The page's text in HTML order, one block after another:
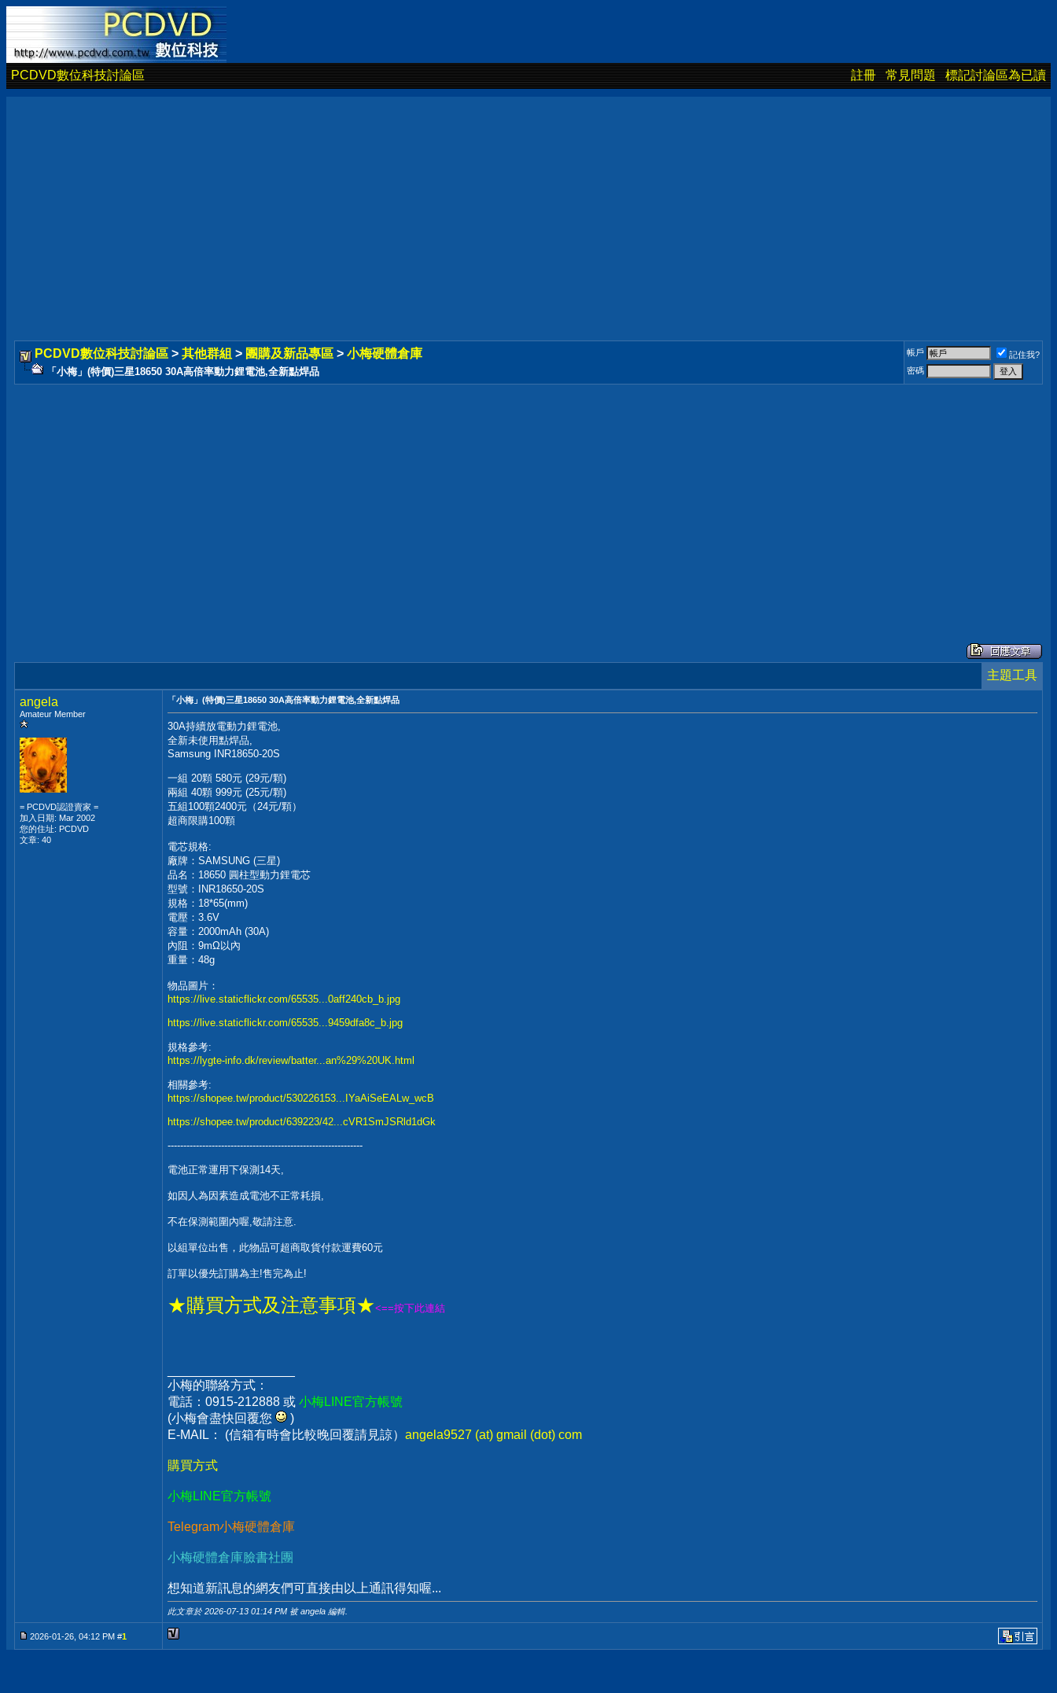
PCDVD數位科技討論區 註冊 常見問題 標記討論區為已讀
PCDVD數位科技討論區 > 其他群組 > 團購及新品專區 > 小梅硬體倉庫
「小梅」(特價)三星18650 30A高倍率動力鋰電池,全新點焊品
帳戶
記住我?
密碼
主題工具
angela
Amateur Member
= PCDVD認證賣家 =
加入日期: Mar 2002
您的住址: PCDVD
文章: 40
「小梅」(特價)三星18650 30A高倍率動力鋰電池,全新點焊品
30A持續放電動力鋰電池,
全新未使用點焊品,
Samsung INR18650-20S
一組 20顆 580元 (29元/顆)
兩組 40顆 999元 (25元/顆)
五組100顆2400元（24元/顆）
超商限購100顆
電芯規格:
廠牌：SAMSUNG (三星)
品名：18650 圓柱型動力鋰電芯
型號：INR18650-20S
規格：18*65(mm)
電壓：3.6V
容量：2000mAh (30A)
內阻：9mΩ以內
重量：48g
物品圖片：
https://live.staticflickr.com/65535...0aff240cb_b.jpg
https://live.staticflickr.com/65535...9459dfa8c_b.jpg
規格參考:
https://lygte-info.dk/review/batter...an%29%20UK.html
相關參考:
https://shopee.tw/product/530226153...IYaAiSeEALw_wcB
https://shopee.tw/product/639223/42...cVR1SmJSRld1dGk
--------------------------------------------------------------
電池正常運用下保測14天,
如因人為因素造成電池不正常耗損,
不在保測範圍內喔,敬請注意.
以組單位出售，此物品可超商取貨付款運費60元
訂單以優先訂購為主!售完為止!
★購買方式及注意事項★<==按下此連結
小梅的聯絡方式：
電話：0915-212888 或 小梅LINE官方帳號
(小梅會盡快回覆您
)
E-MAIL： (信箱有時會比較晚回覆請見諒） angela9527 (at) gmail (dot) com
購買方式
小梅LINE官方帳號
Telegram小梅硬體倉庫
小梅硬體倉庫臉書社團
想知道新訊息的網友們可直接由以上通訊得知喔...
此文章於 2026-07-13 01:14 PM 被 angela 編輯.
2026-01-26, 04:12 PM #1